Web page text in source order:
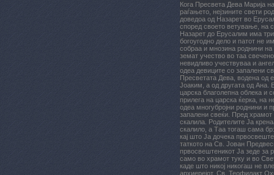
Кога Пресвета Дева Марија
раѓањето, нејзините свети
доведоа од Назарет во
според своето ветување, на
Назарет до Ерусалим има
богоугодно дело и патот не
собраа и мнозина роднини
земат учество во таа
невидливо учествуваа и
одеа девиците со запалени
Пресветата Дева, водена од
Јоаким, а од другата од Ана.
царска благолепна облека и
прилега на царска ќерка, на
одеа многубројни роднини и
запалени свеќи. Пред
скалила. Родителите Ја
скалило, а Таа тогаш сама
кај што Ја дочека
таткото на Св. Јован
првосвештеникот Ја зеде за
само во храмот туку и во
каде што никој никогаш не
архиерејот. Св. Теофилакт